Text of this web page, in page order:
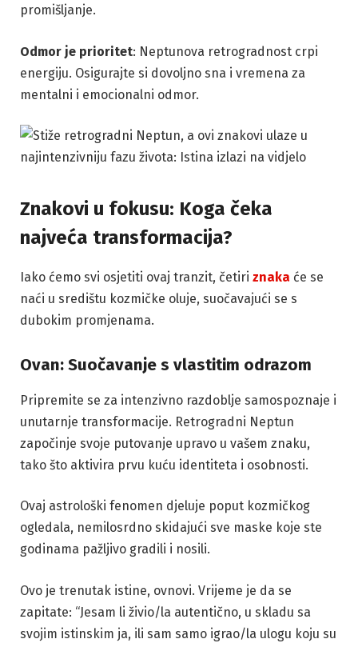
promišljanje.
Odmor je prioritet: Neptunova retrogradnost crpi
energiju. Osigurajte si dovoljno sna i vremena za
mentalni i emocionalni odmor.
Znakovi u fokusu: Koga čeka
najveća transformacija?
Iako ćemo svi osjetiti ovaj tranzit, četiri znaka će se
naći u središtu kozmičke oluje, suočavajući se s
dubokim promjenama.
Ovan: Suočavanje s vlastitim odrazom
Pripremite se za intenzivno razdoblje samospoznaje i
unutarnje transformacije. Retrogradni Neptun
započinje svoje putovanje upravo u vašem znaku,
tako što aktivira prvu kuću identiteta i osobnosti.
Ovaj astrološki fenomen djeluje poput kozmičkog
ogledala, nemilosrdno skidajući sve maske koje ste
godinama pažljivo gradili i nosili.
Ovo je trenutak istine, ovnovi. Vrijeme je da se
zapitate: “Jesam li živio/la autentično, u skladu sa
svojim istinskim ja, ili sam samo igrao/la ulogu koju su